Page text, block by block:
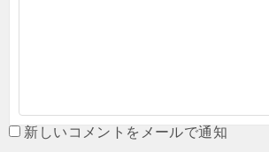
新しいコメントをメールで通知